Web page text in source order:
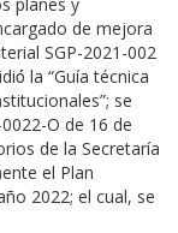
de mejora
SGP-2021-002
la “Guía técnica
se
O de 16 de
de la Secretaría
el Plan
2022; el cual, se